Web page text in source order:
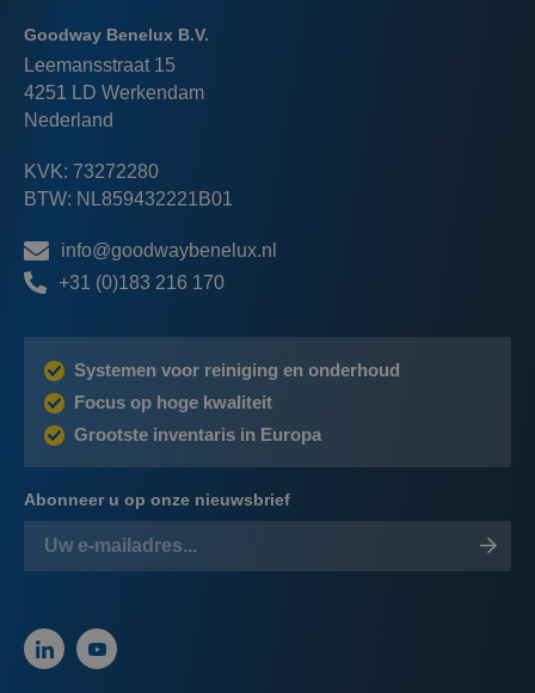
Goodway Benelux B.V.
Leemansstraat 15
4251 LD Werkendam
Nederland
KVK: 73272280
BTW: NL859432221B01
info@goodwaybenelux.nl
+31 (0)183 216 170
Systemen voor reiniging en onderhoud
Focus op hoge kwaliteit
Grootste inventaris in Europa
Abonneer u op onze nieuwsbrief